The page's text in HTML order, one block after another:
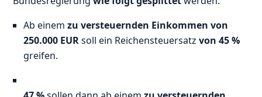
Ab einemzu versteuernden Einkommen von
250.000 EURsoll ein Reichensteuersatzvon 45 %
greifen.